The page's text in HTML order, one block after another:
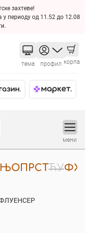
захтеве!
у периоду од 11.52 до 12.08
тема профил корпа
мени
ЊОПРС Т ЋУФХ